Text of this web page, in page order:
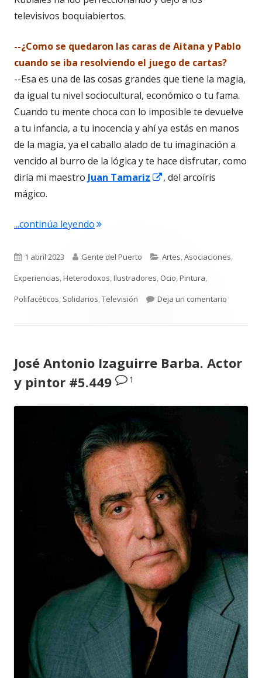
ventana
televisivos boquiabiertos.
--¿Como se quedaron las caras de Aitana y Pablo
cuando se iba resolviendo el juego de cartas?
--Esa es una de las cosas grandes que tiene la magia,
da igual tu nivel sociocultural, económico o tu fama.
Cuando tu mente choca con lo imposible te devuelve
a tu infancia, a tu inocencia y ahí ya estás en manos
de la magia, ya el caballo alado de tu imaginación a
vencido al burro de la lógica y te hace disfrutar, como
diría mi maestro Juan Tamariz
Abrir
, del arcoíris
mágico.
...continúa leyendo"Juan Luis Rubiales sedujo a 2,5
Publicado
el
1 abril 2023 Autor
Gente del Puerto Categorías
Artes,Asociaciones,
Experiencias,Heterodoxos,Ilustradores, Ocio,Pintura,
Polifacéticos, Solidarios,Televisión Deja un comentario
José Antonio Izaguirre Barba. Actor
y pintor #5.449
1